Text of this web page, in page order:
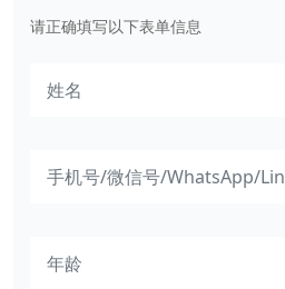
请正确填写以下表单信息